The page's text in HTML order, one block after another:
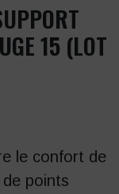
15 (LOT
le confort de
de points